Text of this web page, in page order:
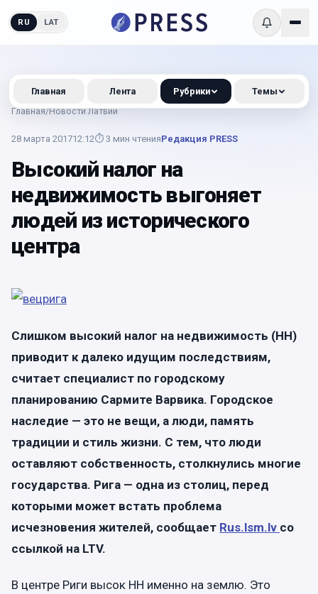
RU LAT
Главная/Новости Латвии
28 марта 201712:12⏱ 3 мин чтенияРедакция PRESS
Высокий налог на
недвижимость выгоняет
людей из исторического
центра
Слишком высокий налог на недвижимость (НН)
приводит к далеко идущим последствиям,
считает специалист по городскому
планированию Сармите Варвика. Городское
наследие — это не вещи, а люди, память
традиции и стиль жизни. С тем, что люди
оставляют собственность, столкнулись многие
государства. Рига — одна из столиц, перед
которыми может встать проблема
исчезновения жителей, сообщает Rus.lsm.lv со
ссылкой на LTV.
В центре Риги высок НН именно на землю. Это
Главная Лента Рубрики Темы